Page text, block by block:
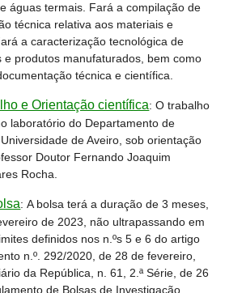
águas termais. Fará a compilação de
técnica relativa aos materiais e
a caracterização tecnológica de
e produtos manufaturados, bem como
técnica e científica.
e Orientação científica:O trabalho
laboratório do Departamento de
de Aveiro, sob orientação
Doutor Fernando Joaquim
Rocha.
:A bolsa terá a duração de 3 meses,
de 2023, não ultrapassando em
definidos nos n.ºs 5 e 6 do artigo
n.º. 292/2020, de 28 de fevereiro,
da República, n. 61, 2.ª Série, de 26
de Bolsas de Investigação